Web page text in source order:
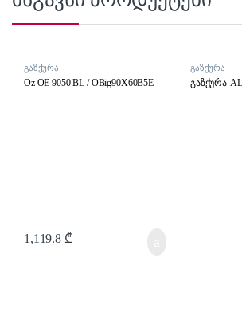
გაზქურა
Oz OE 9050 BL / OBig90X60B5E
1,119.8 ₾
გაზქურა
გაზქურა-